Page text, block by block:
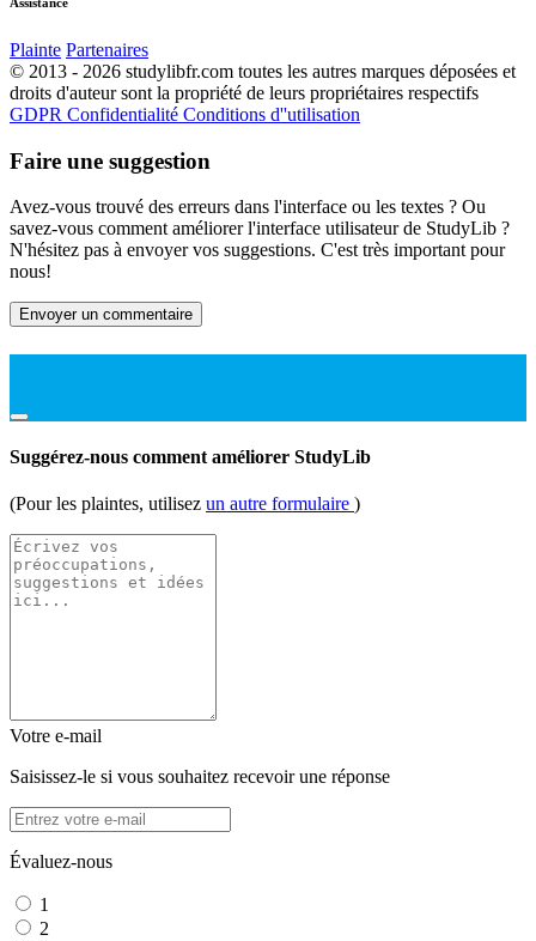
Plainte Partenaires
© 2013 - 2026 studylibfr.com toutes les autres marques déposées et
droits d'auteur sont la propriété de leurs propriétaires respectifs
GDPR Confidentialité Conditions d''utilisation
Faire une suggestion
Avez-vous trouvé des erreurs dans l'interface ou les textes ? Ou
savez-vous comment améliorer l'interface utilisateur de StudyLib ?
N'hésitez pas à envoyer vos suggestions. C'est très important pour
nous!
Envoyer un commentaire
Suggérez-nous comment améliorer StudyLib
(Pour les plaintes, utilisez un autre formulaire )
Votre e-mail
Saisissez-le si vous souhaitez recevoir une réponse
Évaluez-nous
1
2